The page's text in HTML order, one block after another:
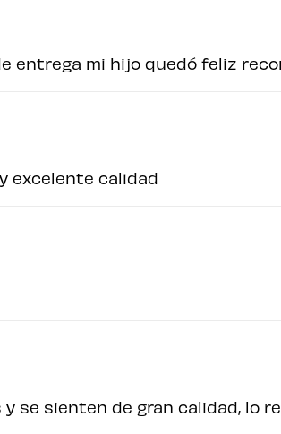
entrega mi hijo quedó feliz
excelente calidad
se sienten de gran calidad, lo